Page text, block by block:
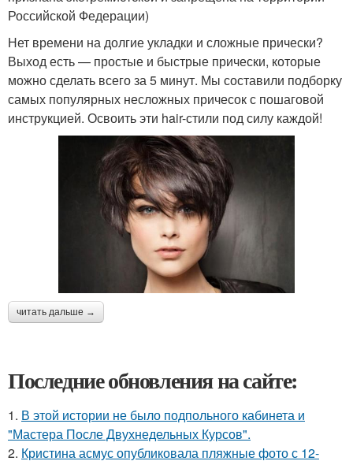
Российской Федерации)
Нет времени на долгие укладки и сложные прически?
Выход есть — простые и быстрые прически, которые
можно сделать всего за 5 минут. Мы составили подборку
самых популярных несложных причесок с пошаговой
инструкцией. Освоить эти hair-стили под силу каждой!
читать дальше →
Последние обновления на сайте:
1. В этой истории не было подпольного кабинета и
"Мастера После Двухнедельных Курсов".
2. Кристина асмус опубликовала пляжные фото с 12-